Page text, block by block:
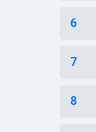
6
7
8